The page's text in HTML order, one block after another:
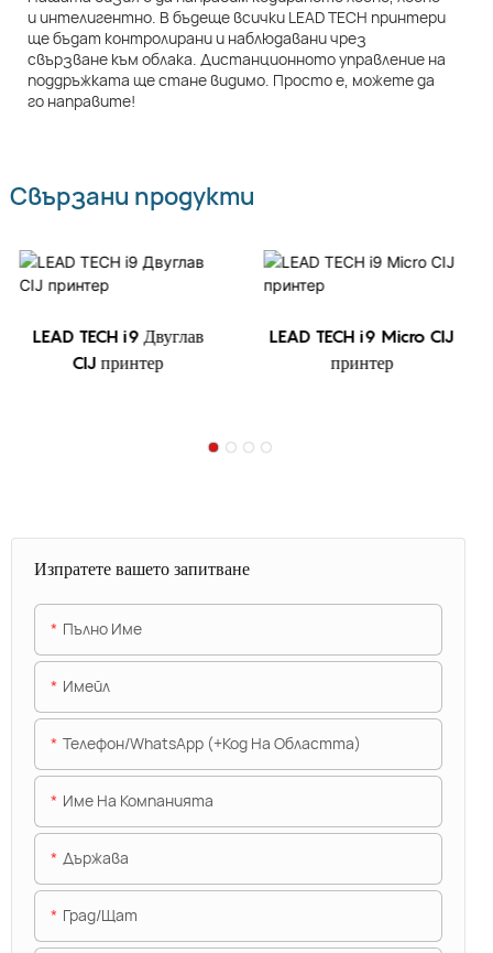
и интелигентно. В бъдеще всички LEAD TECH принтери
ще бъдат контролирани и наблюдавани чрез
свързване към облака. Дистанционното управление на
поддръжката ще стане видимо. Просто е, можете да
го направите!
Свързани продукти
LEAD TECH i9 Двуглав
CIJ принтер
LEAD TECH i9 Micro CIJ
принтер
Изпратете вашето запитване
Пълно Име
Имейл
Телефон/WhatsApp (+Код На Областта)
Име На Компанията
Държава
Град/щат